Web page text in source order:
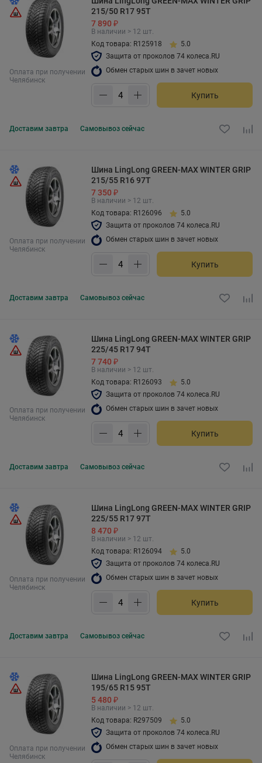
Оплата при получении
Челябинск
215/50 R17 95T
7 890 ₽
В наличии > 12 шт.
Код товара: R125918
5.0
Защита от проколов 74 колеса.RU
Обмен старых шин в зачет новых
Купить
Доставим завтра Самовывоз сейчас
Оплата при получении
Челябинск
Шина LingLong GREEN-MAX WINTER GRIP
215/55 R16 97T
7 350 ₽
В наличии > 12 шт.
Код товара: R126096
5.0
Защита от проколов 74 колеса.RU
Обмен старых шин в зачет новых
Купить
Доставим завтра Самовывоз сейчас
Оплата при получении
Челябинск
Шина LingLong GREEN-MAX WINTER GRIP
225/45 R17 94T
7 740 ₽
В наличии > 12 шт.
Код товара: R126093
5.0
Защита от проколов 74 колеса.RU
Обмен старых шин в зачет новых
Купить
Доставим завтра Самовывоз сейчас
Оплата при получении
Челябинск
Шина LingLong GREEN-MAX WINTER GRIP
225/55 R17 97T
8 470 ₽
В наличии > 12 шт.
Код товара: R126094
5.0
Защита от проколов 74 колеса.RU
Обмен старых шин в зачет новых
Купить
Доставим завтра Самовывоз сейчас
Оплата при получении
Челябинск
Шина LingLong GREEN-MAX WINTER GRIP
195/65 R15 95T
5 480 ₽
В наличии > 12 шт.
Код товара: R297509
5.0
Защита от проколов 74 колеса.RU
Обмен старых шин в зачет новых